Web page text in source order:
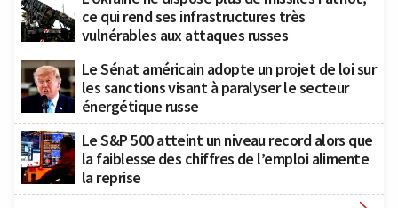
ce qui rend ses infrastructures très
vulnérables aux attaques russes
Le Sénat américain adopte un projet de loi sur
les sanctions visant à paralyser le secteur
énergétique russe
Le S&P 500 atteint un niveau record alors que
la faiblesse des chiffres de l’emploi alimente
la reprise